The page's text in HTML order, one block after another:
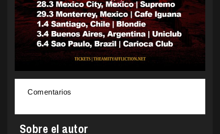
Comentarios
Sobre el autor